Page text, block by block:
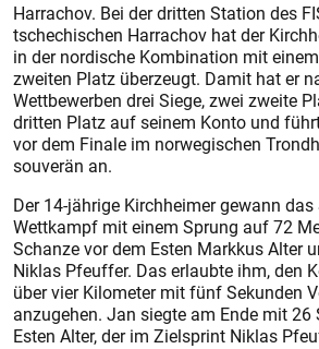
Harrachov. Bei der dritten Station des
tschechischen Harrachov hat der
in der nordische Kombination mit
zweiten Platz überzeugt. Damit hat er
Wettbewerben drei Siege, zwei zweite
dritten Platz auf seinem Konto und
vor dem Finale im norwegischen
souverän an.
Der 14-jährige Kirchheimer gewann
Wettkampf mit einem Sprung auf 72
Schanze vor dem Esten Markkus Alter
Niklas Pfeuffer. Das erlaubte ihm, den
über vier Kilometer mit fünf Sekunden
anzugehen. Jan siegte am Ende mit 26
Esten Alter, der im Zielsprint Niklas